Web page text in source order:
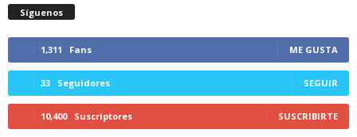
Síguenos
1,311 Fans ME GUSTA
33 Seguidores SEGUIR
10,400 Suscriptores SUSCRIBIRTE